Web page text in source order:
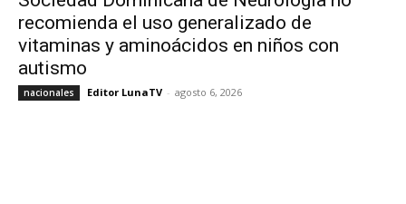
recomienda el uso generalizado de
vitaminas y aminoácidos en niños con
autismo
nacionales Editor LunaTV - agosto 6, 2026